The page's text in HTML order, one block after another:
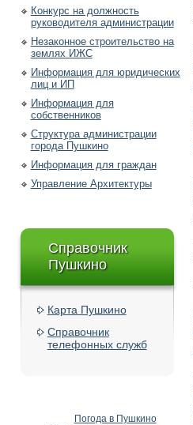
Конкурс на должность
руководителя администрации
Незаконное строительство на
землях ИЖС
Информация для юридических
лиц и ИП
Информация для
собственников
Структура администрации
города Пушкино
Информация для граждан
Управление Архитектуры
Справочник
Пушкино
Карта Пушкино
Справочник
телефонных служб
Погода в Пушкино